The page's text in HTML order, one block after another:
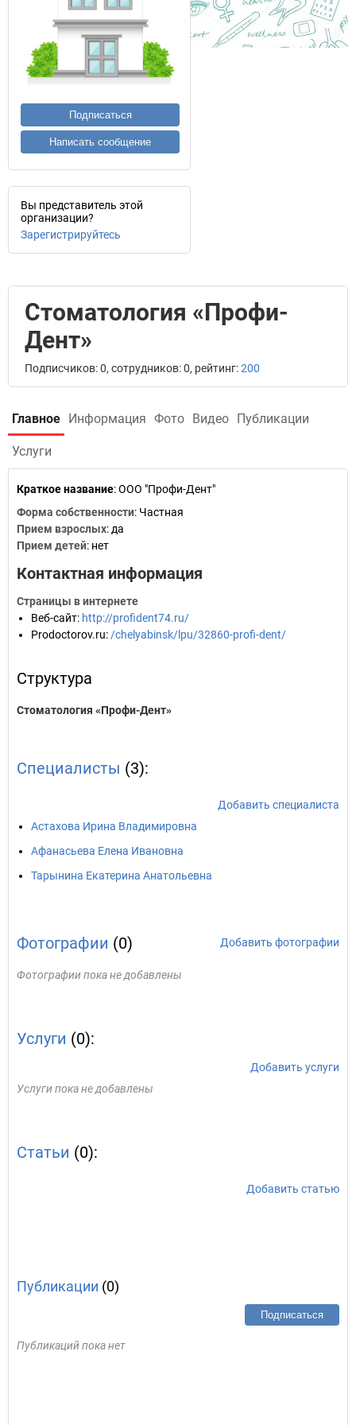
Подписаться
Написать сообщение
Вы представитель этой
организации?
Зарегистрируйтесь
Стоматология «Профи-
Дент»
Подписчиков: 0, сотрудников: 0, рейтинг:200
Главное Информация Фото Видео Публикации
Услуги
Краткое название:ООО "Профи-Дент"
Форма собственности: Частная
Прием взрослых: да
Прием детей: нет
Контактная информация
Страницы в интернете
Веб-сайт: http://profident74.ru/
Prodoctorov.ru: /chelyabinsk/lpu/32860-profi-dent/
Структура
Стоматология «Профи-Дент»
Специалисты (3):
Добавить специалиста
Астахова Ирина Владимировна
Афанасьева Елена Ивановна
Тарынина Екатерина Анатольевна
Фотографии (0) Добавить фотографии
Фотографии пока не добавлены
Услуги (0):
Добавить услуги
Услуги пока не добавлены
Статьи (0):
Добавить статью
Публикации (0)
Подписаться
Публикаций пока нет